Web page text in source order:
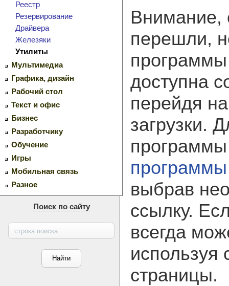
Реестр
Резервирование
Драйвера
Железяки
Утилиты
Мультимедиа
Графика, дизайн
Рабочий стол
Текст и офис
Бизнес
Разработчику
Обучение
Игры
Мобильная связь
Разное
Поиск по сайту
Внимание,
перешли,
доступна
перейдя
загрузки.
программы
выбрав
ссылку.
всегда
используя
страницы.